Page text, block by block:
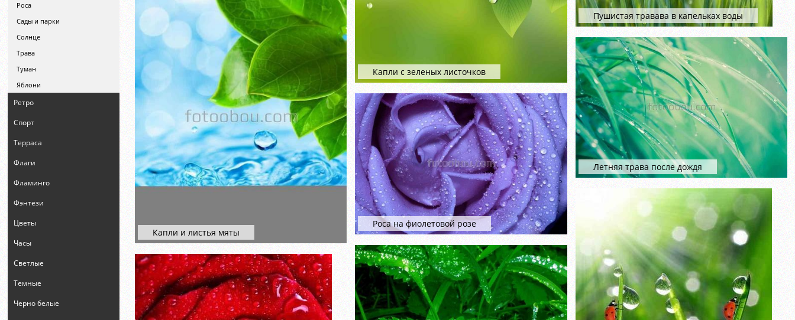
Роса
Сады и парки
Солнце
Трава
Туман
Яблони
Ретро
Спорт
Терраса
Флаги
Фламинго
Фэнтези
Цветы
Часы
Светлые
Темные
Черно белые
Капли и листья мяты
Капли с зеленых листочков
Роса на фиолетовой розе
Пушистая травава в капельках воды
Летняя трава после дождя